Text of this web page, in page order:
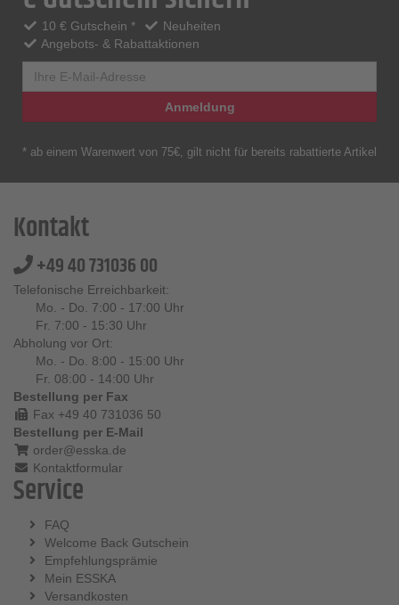
10 € Gutschein *
Neuheiten
Angebots- & Rabattaktionen
Anmeldung
* ab einem Warenwert von 75€, gilt nicht für bereits rabattierte Artikel
Kontakt
+49 40 731036 00
Telefonische Erreichbarkeit:
Mo. - Do. 7:00 - 17:00 Uhr
Fr. 7:00 - 15:30 Uhr
Abholung vor Ort:
Mo. - Do. 8:00 - 15:00 Uhr
Fr. 08:00 - 14:00 Uhr
Bestellung per Fax
Fax +49 40 731036 50
Bestellung per E-Mail
order@esska.de
Kontaktformular
Service
FAQ
Welcome Back Gutschein
Empfehlungsprämie
Mein ESSKA
Versandkosten